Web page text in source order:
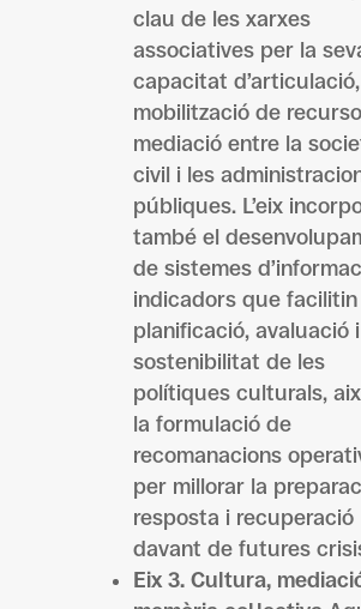
clau de les xarxes
associatives per la
capacitat d’articulació,
mobilització de
mediació entre la
civil i les
públiques. L’eix
també el
de sistemes
indicadors que facilitin
planificació, avaluació i
sostenibilitat de les
polítiques culturals,
la formulació de
recomanacions
per millorar la
resposta i recuperació
davant de futures
Eix 3. Cultura,